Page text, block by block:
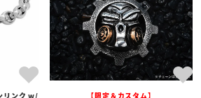
リンク w/ 【限定＆カスタム】